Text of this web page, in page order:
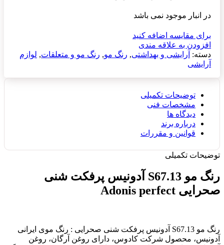
در انبار موجود نمی باشد
برای مقایسه اضافه کنید
افزودن به علاقه مندی
دسته: آرایشی و بهداشتی, رنگ مو, رنگ مو و متعلقات, لوازم
آرایشی
توضیحات تکمیلی
مشخصات فنی
دیدگاه ها
درباره برند
قوانین و مقررات
توضیحات تکمیلی
رنگ مو S67.13 آدونیس پرفکت شنی
صحرایی Adonis perfect
رنگ مو S67.13 آدونیس پرفکت شنی صحرایی : رنگ موی ایرانی
آدونیس، محصول شرکت کادوس، دارای روغن آرگان، روغن